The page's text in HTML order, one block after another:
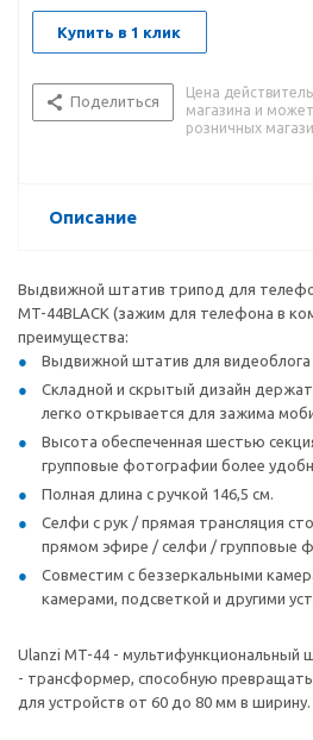
Купить в 1 клик
Поделиться
Цена
магазина и
розничных
Описание
Выдвижной штатив трипод для
MT-44BLACK (зажим для телефона в
преимущества:
Выдвижной штатив для видеоблога
Складной и скрытый дизайн
легко открывается для зажима
Высота обеспеченная шестью
групповые фотографии более
Полная длина с ручкой 146,5 см.
Селфи с рук / прямая трансляция
прямом эфире / селфи / групповые
Совместим с беззеркальными
камерами, подсветкой и другими
Ulanzi MT-44 -
- трансформер, способную
для устройств от 60 до 80 мм в ширину.